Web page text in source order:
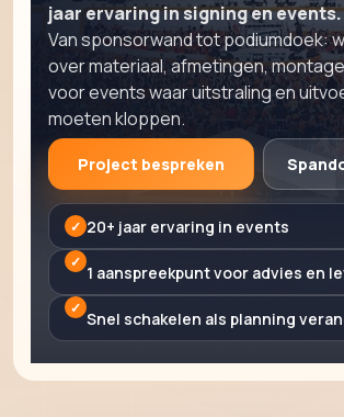
jaar ervaring in signing en events.
Van sponsorwand tot podiumdoek:
over materiaal, afmetingen,
voor events waar uitstraling en
moeten kloppen.
Project bespreken
20+ jaar ervaring in events
1 aanspreekpunt voor advies en
Snel schakelen als planning